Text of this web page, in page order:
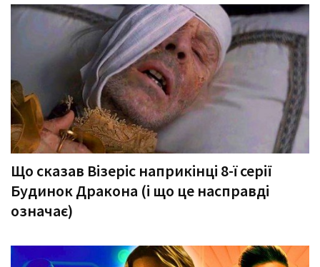
Що сказав Візеріс наприкінці 8-ї серії
Будинок Дракона (і що це насправді
означає)